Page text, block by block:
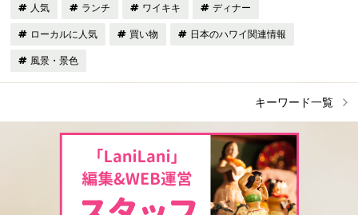
人気 ランチ ワイキキ ディナー
ローカルに人気 買い物 日本のハワイ関連情報
風景・景色
キーワード一覧